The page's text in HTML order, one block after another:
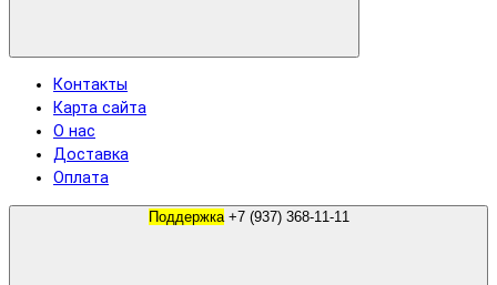
Контакты
Карта сайта
О нас
Доставка
Оплата
Поддержка +7 (937) 368-11-11